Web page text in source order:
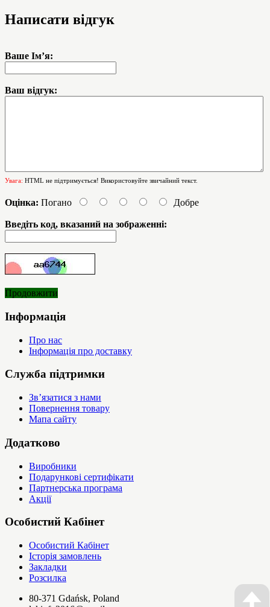
Написати відгук
Ваше Ім’я:
Ваш відгук:
Увага: HTML не підтримується! Використовуйте звичайний текст.
Оцінка: Погано Добре
Введіть код, вказаний на зображенні:
Продовжити
Інформація
Про нас
Інформація про доставку
Служба підтримки
Зв’язатися з нами
Повернення товару
Мапа сайту
Додатково
Виробники
Подарункові сертифікати
Партнерська програма
Акції
Особистий Кабінет
Особистий Кабінет
Історія замовлень
Закладки
Розсилка
80-371 Gdańsk, Poland